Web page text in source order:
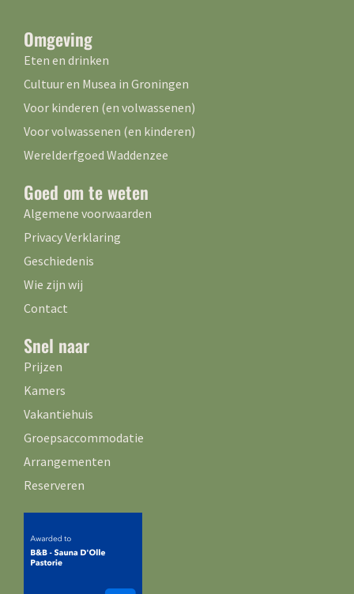
Omgeving
Eten en drinken
Cultuur en Musea in Groningen
Voor kinderen (en volwassenen)
Voor volwassenen (en kinderen)
Werelderfgoed Waddenzee
Goed om te weten
Algemene voorwaarden
Privacy Verklaring
Geschiedenis
Wie zijn wij
Contact
Snel naar
Prijzen
Kamers
Vakantiehuis
Groepsaccommodatie
Arrangementen
Reserveren